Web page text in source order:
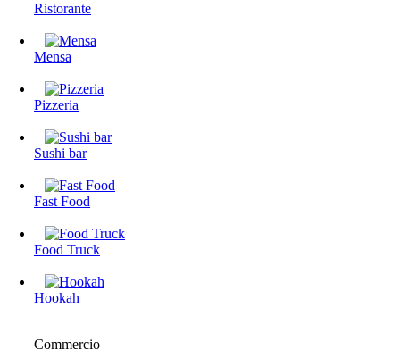
Ristorante
Mensa
Pizzeria
Sushi bar
Fast Food
Food Truck
Hookah
Commercio